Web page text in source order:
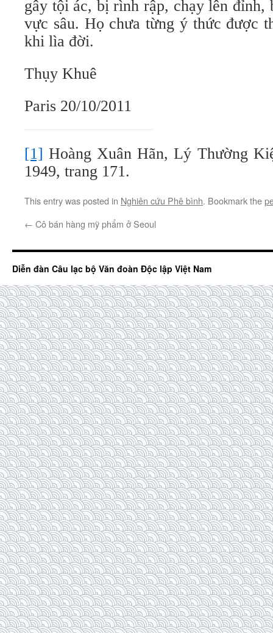
gây tội ác, bị rình rập, chạy lên đỉnh,
vực sâu. Họ chưa từng ý thức được
khi lìa đời.
Thụy Khuê
Paris 20/10/2011
[1] Hoàng Xuân Hãn, Lý Thường
1949, trang 171.
This entry was posted in Nghiên cứu Phê bình. Bookmark the
← Cô bán hàng mỹ phẩm ở Seoul
Diễn đàn Câu lạc bộ Văn đoàn Độc lập Việt Nam